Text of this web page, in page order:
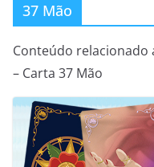
37 Mão
Conteúdo relacionado
– Carta 37 Mão